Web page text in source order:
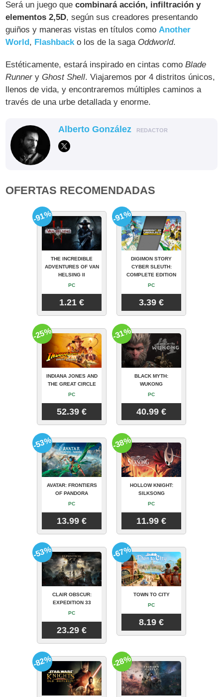
Será un juego que combinará acción, infiltración y
elementos 2,5D, según sus creadores presentando
guiños y maneras vistas en títulos comoAnother
World , Flashbacko los de la saga Oddworld.
Estéticamente, estará inspirado en cintas comoBlade
RunneryGhost Shell. Viajaremos por 4 distritos únicos,
llenos de vida, y encontraremos múltiples caminos a
través de una urbe detallada y enorme.
Alberto González REDACTOR
OFERTAS RECOMENDADAS
THE INCREDIBLE
ADVENTURES OF VAN
HELSING II
PC
1.21 €
-91%
DIGIMON STORY
CYBER SLEUTH:
COMPLETE EDITION
PC
3.39 €
-91%
INDIANA JONES AND
THE GREAT CIRCLE
PC
52.39 €
-25%
BLACK MYTH:
WUKONG
PC
40.99 €
-31%
AVATAR: FRONTIERS
OF PANDORA
PC
13.99 €
-53%
HOLLOW KNIGHT:
SILKSONG
PC
11.99 €
-38%
CLAIR OBSCUR:
EXPEDITION 33
PC
23.29 €
-53%
TOWN TO CITY
PC
8.19 €
-67%
-82% -28%